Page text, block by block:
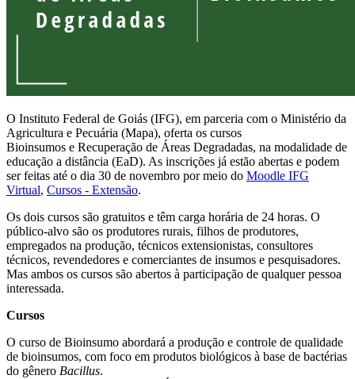
O Instituto Federal de Goiás (IFG), em parceria com o Ministério da
Agricultura e Pecuária (Mapa), oferta os cursos
Bioinsumos e Recuperação de Áreas Degradadas, na modalidade de
educação a distância (EaD). As inscrições já estão abertas e podem
ser feitas até o dia 30 de novembro por meio do Moodle IFG
Virtual, Cursos - Extensão.
Os dois cursos são gratuitos e têm carga horária de 24 horas. O
público-alvo são os produtores rurais, filhos de produtores,
empregados na produção, técnicos extensionistas, consultores
técnicos, revendedores e comerciantes de insumos e pesquisadores.
Mas ambos os cursos são abertos à participação de qualquer pessoa
interessada.
Cursos
O curso de Bioinsumo abordará a produção e controle de qualidade
de bioinsumos, com foco em produtos biológicos à base de bactérias
do gênero Bacillus.